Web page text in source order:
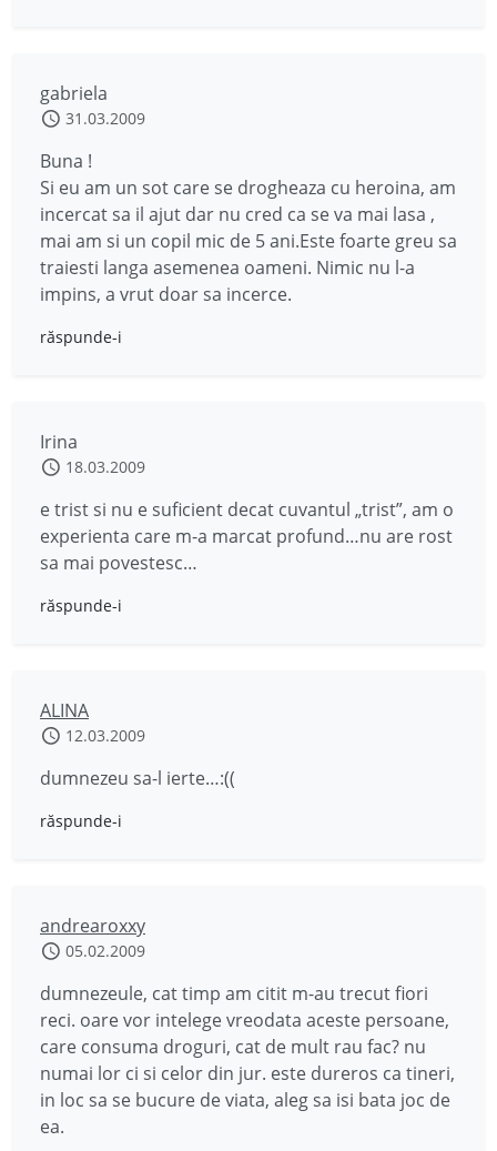
gabriela
31.03.2009
Buna !
Si eu am un sot care se drogheaza cu heroina, am
incercat sa il ajut dar nu cred ca se va mai lasa ,
mai am si un copil mic de 5 ani.Este foarte greu sa
traiesti langa asemenea oameni. Nimic nu l-a
impins, a vrut doar sa incerce.
răspunde-i
Irina
18.03.2009
e trist si nu e suficient decat cuvantul „trist”, am o
experienta care m-a marcat profund…nu are rost
sa mai povestesc…
răspunde-i
ALINA
12.03.2009
dumnezeu sa-l ierte…:((
răspunde-i
andrearoxxy
05.02.2009
dumnezeule, cat timp am citit m-au trecut fiori
reci. oare vor intelege vreodata aceste persoane,
care consuma droguri, cat de mult rau fac? nu
numai lor ci si celor din jur. este dureros ca tineri,
in loc sa se bucure de viata, aleg sa isi bata joc de
ea.